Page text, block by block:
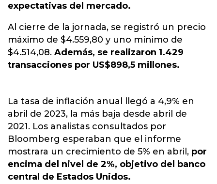
expectativas del mercado.
Al cierre de la jornada, se registró un precio
máximo de $4.559,80 y uno mínimo de
$4.514,08. Además, se realizaron 1.429
transacciones por US$898,5 millones.
La tasa de inflación anual llegó a 4,9% en
abril de 2023, la más baja desde abril de
2021. Los analistas consultados por
Bloomberg esperaban que el informe
mostrara un crecimiento de 5% en abril, por
encima del nivel de 2%, objetivo del banco
central de Estados Unidos.